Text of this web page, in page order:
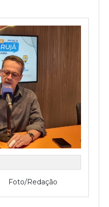
Foto/Redação